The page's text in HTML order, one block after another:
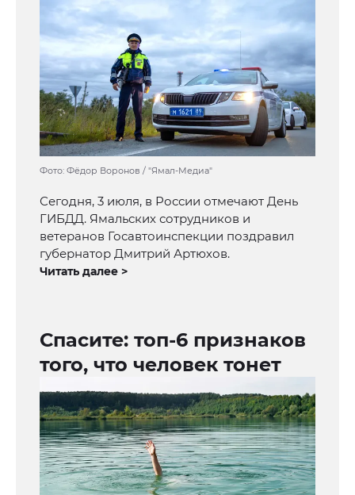
Фото: Фёдор Воронов / "Ямал-Медиа"
Сегодня, 3 июля, в России отмечают День
ГИБДД. Ямальских сотрудников и
ветеранов Госавтоинспекции поздравил
губернатор Дмитрий Артюхов.
Читать далее >
Спасите: топ-6 признаков
того, что человек тонет